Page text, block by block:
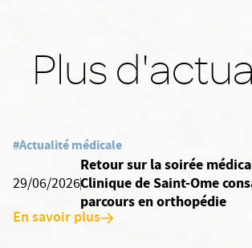
Plus
#Actualité médicale
29/06/2026
Retour sur la soirée
Clinique de Saint-Ome
parcours en orthopédie
En savoir plus